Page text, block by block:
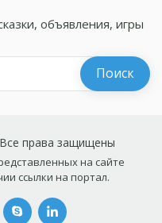
объявления, игры
права защищены
на сайте
ссылки на портал.